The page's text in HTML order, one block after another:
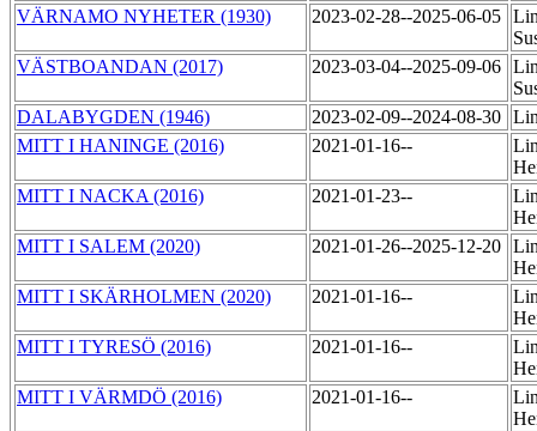
VÄRNAMO NYHETER (1930)
2023-02-28--2025-06-05
VÄSTBOANDAN (2017)
2023-03-04--2025-09-06
DALABYGDEN (1946)
2023-02-09--2024-08-30
MITT I HANINGE (2016)
2021-01-16--
MITT I NACKA (2016)
2021-01-23--
MITT I SALEM (2020)
2021-01-26--2025-12-20
MITT I SKÄRHOLMEN (2020)
2021-01-16--
MITT I TYRESÖ (2016)
2021-01-16--
MITT I VÄRMDÖ (2016)
2021-01-16--